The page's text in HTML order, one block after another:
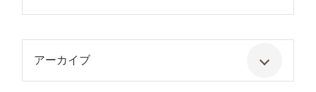
アーカイブ